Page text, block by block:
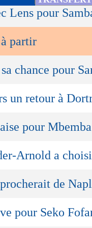
Lens pour
partir
chance pour
un retour à
pour Mbemba
Arnold a
de
pour Seko